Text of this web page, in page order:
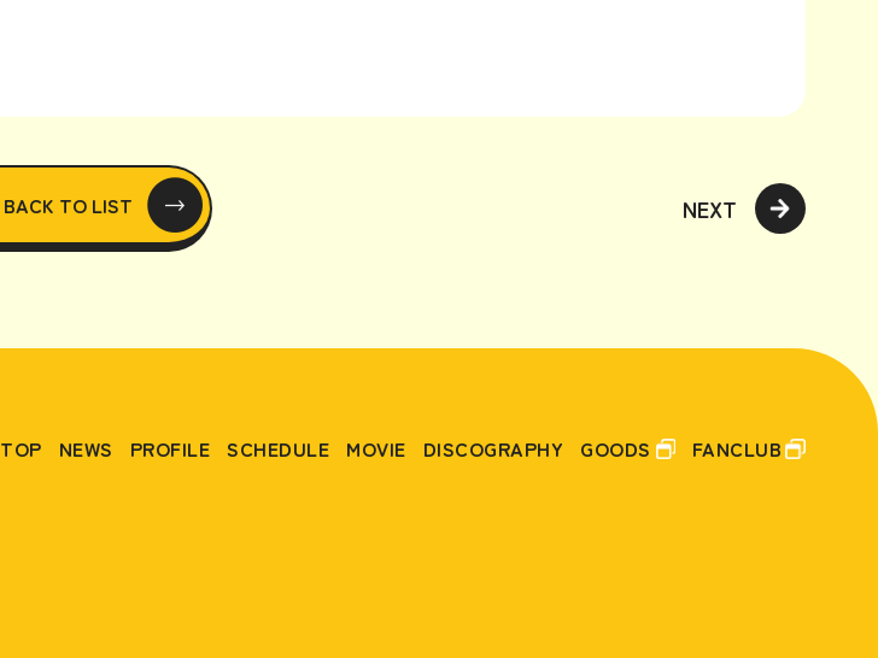
BACK TO LIST NEXT
TOP NEWS PROFILE SCHEDULE MOVIE DISCOGRAPHY GOODS FANCLUB